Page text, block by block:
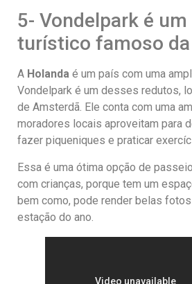
5- Vondelpark é
turístico famoso da
A Holanda é um país com uma
Vondelpark é um desses redutos,
de Amsterdã. Ele conta com uma
moradores locais aproveitam para
fazer piqueniques e praticar
Essa é uma ótima opção de
com crianças, porque tem um
bem como, pode render belas
estação do ano.